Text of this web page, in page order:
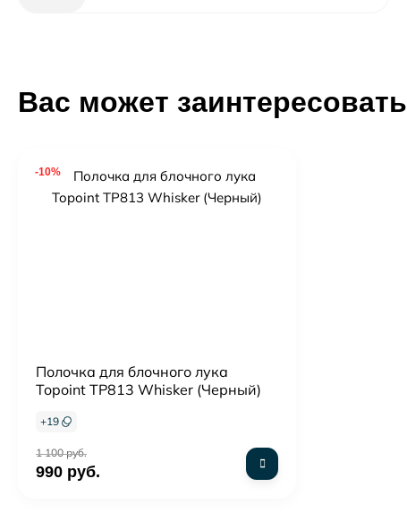
Вас может заинтересовать
-10%
Полочка для блочного лука
Topoint TP813 Whisker (Черный)
+19
1 100 руб.
990 руб.